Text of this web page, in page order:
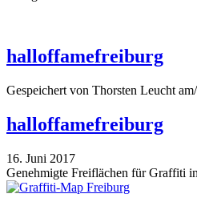
halloffamefreiburg
Gespeichert von Thorsten Leucht
halloffamefreiburg
16. Juni 2017
Genehmigte Freiflächen für Graffiti